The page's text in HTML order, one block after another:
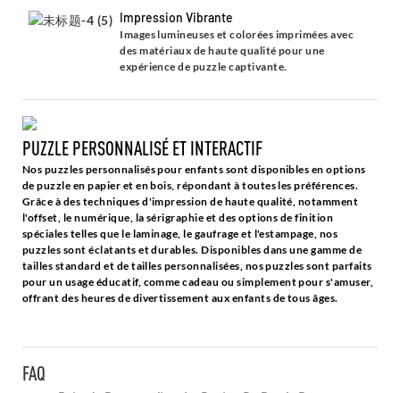
Impression Vibrante
Images lumineuses et colorées imprimées avec
des matériaux de haute qualité pour une
expérience de puzzle captivante.
PUZZLE PERSONNALISÉ ET INTERACTIF
Nos puzzles personnalisés pour enfants sont disponibles en options
de puzzle en papier et en bois, répondant à toutes les préférences.
Grâce à des techniques d'impression de haute qualité, notamment
l'offset, le numérique, la sérigraphie et des options de finition
spéciales telles que le laminage, le gaufrage et l'estampage, nos
puzzles sont éclatants et durables. Disponibles dans une gamme de
tailles standard et de tailles personnalisées, nos puzzles sont parfaits
pour un usage éducatif, comme cadeau ou simplement pour s'amuser,
offrant des heures de divertissement aux enfants de tous âges.
FAQ